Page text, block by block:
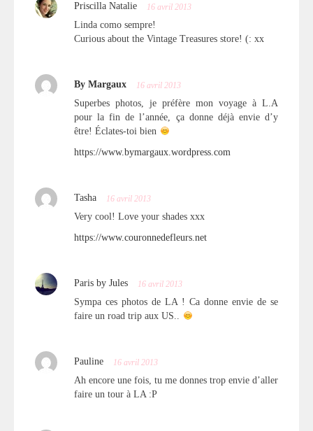
Priscilla Natalie 16 avril 2013
Linda como sempre!
Curious about the Vintage Treasures store! (: xx
By Margaux 16 avril 2013
Superbes photos, je préfère mon voyage à L.A
pour la fin de l’année, ça donne déjà envie d’y
être! Éclates-toi bien
https://www.bymargaux.wordpress.com
Tasha 16 avril 2013
Very cool! Love your shades xxx
https://www.couronnedefleurs.net
Paris by Jules 16 avril 2013
Sympa ces photos de LA ! Ca donne envie de se
faire un road trip aux US..
Pauline 16 avril 2013
Ah encore une fois, tu me donnes trop envie d’aller
faire un tour à LA :P